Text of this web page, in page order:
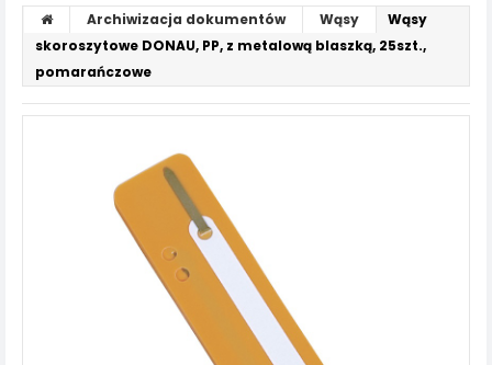
Archiwizacja dokumentów Wąsy
Wąsy
skoroszytowe DONAU, PP, z metalową blaszką, 25szt.,
pomarańczowe